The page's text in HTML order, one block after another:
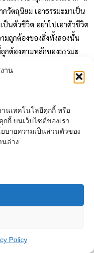
าน
านเทคโนโลยีคุกกี้ หรือ
กี้ บนเว็บไซต์ของเรา
บายความเป็นส่วนตัวของ
นล่าง
Policy
วัตถุนิยม เอาธรรมะมาเป็น
ป็นตัวชีวิต อย่าไปเอาตัวชีวิต
มถูกต้องของสิ่งทั้งสองนั้น
กต้องตามหลักของธรรมะ
ฎธรรมชาติ 4
ำหนดจดจำไว้ว่าธรรมะๆ นี้
นุษย์ ทุกขั้นตอนแห่ง
สิ่งที่เรียกว่าธรรมะๆ เกิด
กตัวหน้าที่ตามกฎของ
หน้าที่ มีอยู่ ๔ อย่างที่จะต้อง
ามกฎของธรรมชาติ รู้จักผล
ที่จะต้องมีก่อนหรือยิ่งกว่า
ฤติกระทำให้ถูกต้องตามกฎ